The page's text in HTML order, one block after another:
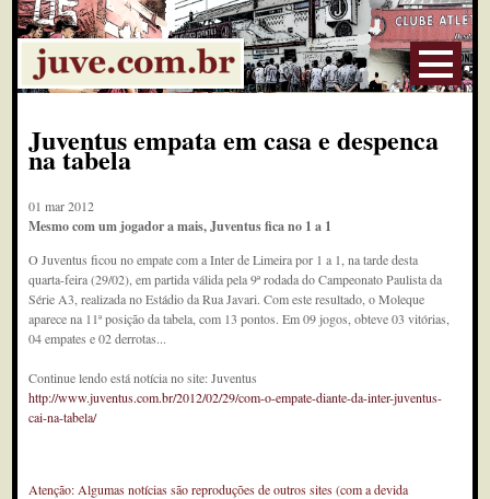
Juventus empata em casa e despenca
na tabela
01 mar 2012
Mesmo com um jogador a mais, Juventus fica no 1 a 1
O Juventus ficou no empate com a Inter de Limeira por 1 a 1, na tarde desta
quarta-feira (29/02), em partida válida pela 9ª rodada do Campeonato Paulista da
Série A3, realizada no Estádio da Rua Javari. Com este resultado, o Moleque
aparece na 11ª posição da tabela, com 13 pontos. Em 09 jogos, obteve 03 vitórias,
04 empates e 02 derrotas...
Continue lendo está notícia no site: Juventus
http://www.juventus.com.br/2012/02/29/com-o-empate-diante-da-inter-juventus-
cai-na-tabela/
Atenção: Algumas notícias são reproduções de outros sites (com a devida